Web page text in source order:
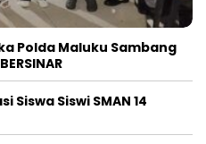
Polda Maluku Sambang
Siswa Siswi SMAN 14